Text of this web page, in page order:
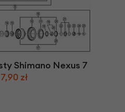
Shimano Nexus 7
7,90 zł